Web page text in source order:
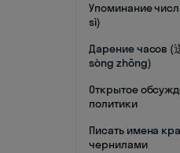
Упоминание
sì)
Дарение часов (
sòng zhōng)
Открытое
политики
Писать имена
чернилами